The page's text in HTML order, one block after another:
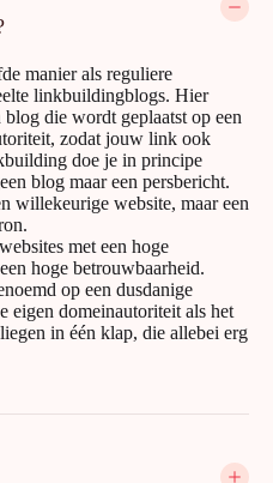
manier als reguliere
linkbuildingblogs. Hier
die wordt geplaatst op een
zodat jouw link ook
doe je in principe
blog maar een persbericht.
willekeurige website, maar een
met een hoge
hoge betrouwbaarheid.
op een dusdanige
eigen domeinautoriteit als het
in één klap, die allebei erg